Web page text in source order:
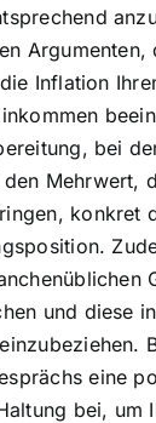
Argumenten,
Inflation
bei
Mehrwert,
konkret
und diese
eine
bei, um